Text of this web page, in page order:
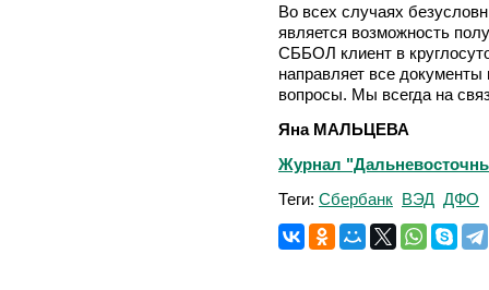
Во всех случаях
является возможность
СББОЛ клиент в
направляет все
вопросы. Мы всегда на
Яна МАЛЬЦЕВА
Журнал
Теги: Сбербанк ВЭД ДФО